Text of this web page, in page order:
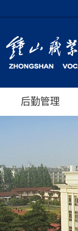
后勤管理